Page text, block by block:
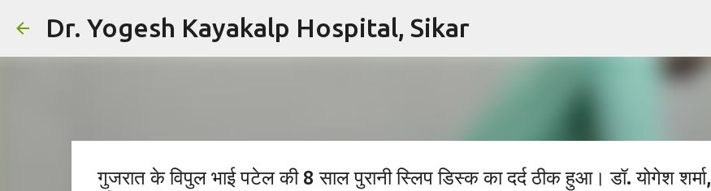
Dr. Yogesh Kayakalp Hospital, Sikar
गुजरात के विपुल भाई पटेल की 8 साल पुरानी स्लिप डिस्क का दर्द ठीक हुआ। डॉ. योगेश शर्मा,